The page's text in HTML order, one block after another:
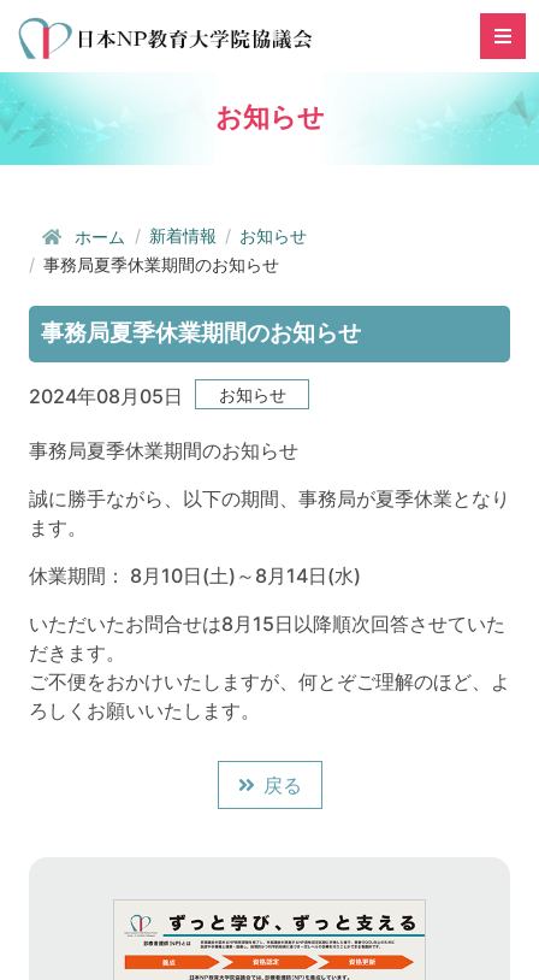
お知らせ
ホーム 新着情報
お知らせ
事務局夏季休業期間のお知らせ
事務局夏季休業期間のお知らせ
2024年08月05日 お知らせ
事務局夏季休業期間のお知らせ
誠に勝手ながら、以下の期間、事務局が夏季休業となり
ます。
休業期間： 8月10日(土)～8月14日(水)
いただいたお問合せは8月15日以降順次回答させていた
だきます。
ご不便をおかけいたしますが、何とぞご理解のほど、よ
ろしくお願いいたします。
戻る